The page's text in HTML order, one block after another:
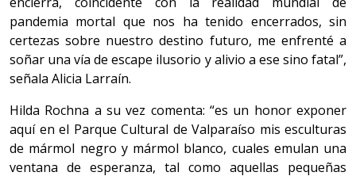
pandemia mortal que nos ha tenido encerrados, sin
certezas sobre nuestro destino futuro, me enfrenté a
soñar una vía de escape ilusorio y alivio a ese sino fatal”,
señala Alicia Larraín.
Hilda Rochna a su vez comenta: “es un honor exponer
aquí en el Parque Cultural de Valparaíso mis esculturas
de mármol negro y mármol blanco, cuales emulan una
ventana de esperanza, tal como aquellas pequeñas